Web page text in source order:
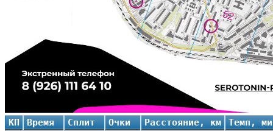
КП Время Сплит Очки Расстояние, км Темп,